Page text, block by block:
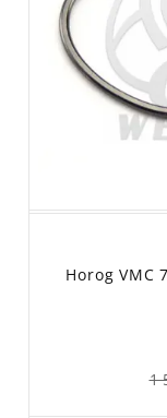
Horog VMC
1